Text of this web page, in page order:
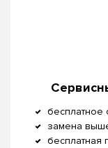
замена
бесплатная